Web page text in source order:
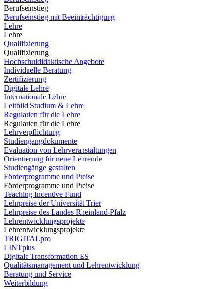
Berufseinstieg
Berufseinstieg mit Beeinträchtigung
Lehre
Lehre
Qualifizierung
Qualifizierung
Hochschuldidaktische Angebote
Individuelle Beratung
Zertifizierung
Digitale Lehre
Internationale Lehre
Leitbild Studium & Lehre
Regularien für die Lehre
Regularien für die Lehre
Lehrverpflichtung
Studiengangdokumente
Evaluation von Lehrveranstaltungen
Orientierung für neue Lehrende
Studiengänge gestalten
Förderprogramme und Preise
Förderprogramme und Preise
Teaching Incentive Fund
Lehrpreise der Universität Trier
Lehrpreise des Landes Rheinland-Pfalz
Lehrentwicklungsprojekte
Lehrentwicklungsprojekte
TRIGITALpro
LINTplus
Digitale Transformation ES
Qualitätsmanagement und Lehrentwicklung
Beratung und Service
Weiterbildung